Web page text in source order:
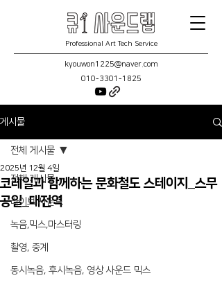
Professional Art Tech Service
kyouwon1225@naver.com
010-3301-1825
게시물
전체 게시물
라이브 사운드
녹음,믹스,마스터링
촬영, 중계
동시녹음, 후시녹음, 영상 사운드 믹스
전체 게시물
코레일과 함께하는 문화철도 스테이지_스무
공일_대전역
2025년 12월 4일